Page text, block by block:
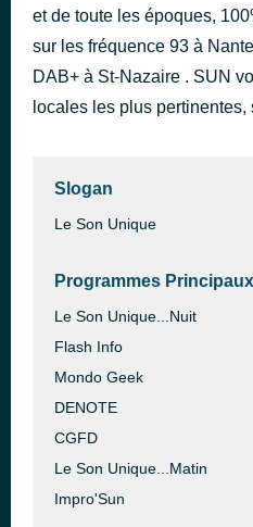
et de toute les époques,
sur les fréquence 93 à
DAB+ à St-Nazaire . SUN
locales les plus
Slogan
Le Son Unique
Programmes Principaux
Le Son Unique...Nuit
Flash Info
Mondo Geek
DENOTE
CGFD
Le Son Unique...Matin
Impro'Sun